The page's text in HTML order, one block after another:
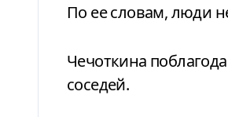
По ее словам, люди
Чечоткина
соседей.